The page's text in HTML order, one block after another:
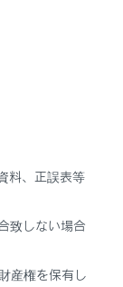
では使用し
料、正誤表等
致しない場合
産権を保有し